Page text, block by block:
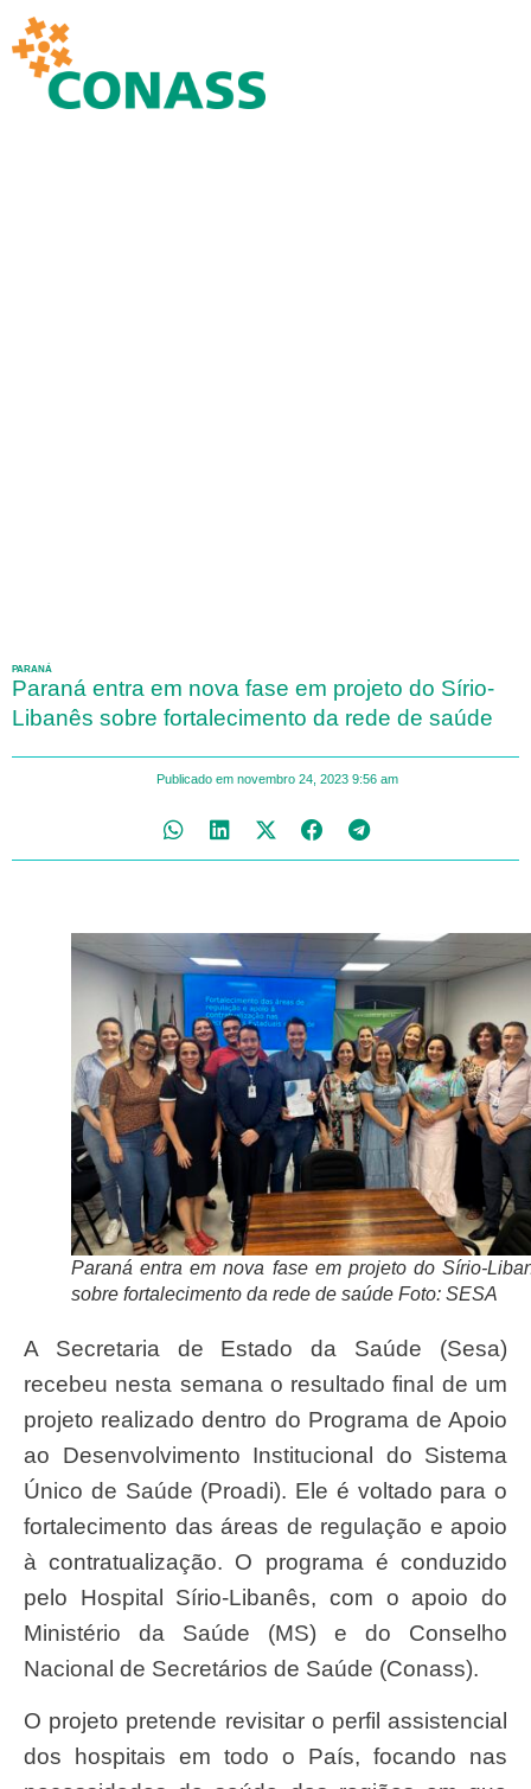
PARANÁ
Paraná entra em nova fase em projeto do Sírio-
Libanês sobre fortalecimento da rede de saúde
Publicado em novembro 24, 2023 9:56 am
Paraná entra em nova fase em projeto do Sírio-
sobre fortalecimento da rede de saúde Foto: SESA
A Secretaria de Estado da Saúde (Sesa)
recebeu nesta semana o resultado final de um
projeto realizado dentro do Programa de Apoio
ao Desenvolvimento Institucional do Sistema
Único de Saúde (Proadi). Ele é voltado para o
fortalecimento das áreas de regulação e apoio
à contratualização. O programa é conduzido
pelo Hospital Sírio-Libanês, com o apoio do
Ministério da Saúde (MS) e do Conselho
Nacional de Secretários de Saúde (Conass).
O projeto pretende revisitar o perfil assistencial
dos hospitais em todo o País, focando nas